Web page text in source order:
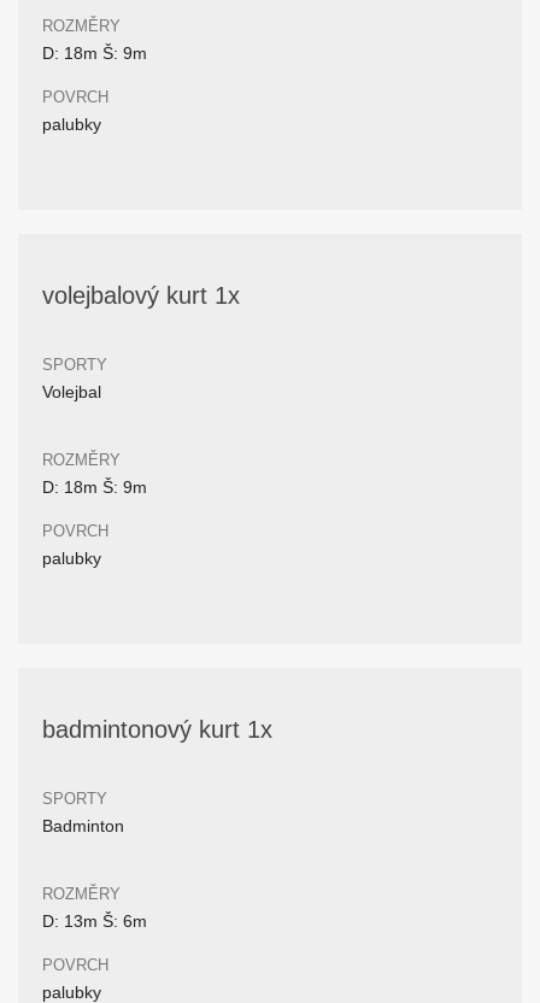
ROZMĚRY
D: 18m Š: 9m
POVRCH
palubky
volejbalový kurt 1x
SPORTY
Volejbal
ROZMĚRY
D: 18m Š: 9m
POVRCH
palubky
badmintonový kurt 1x
SPORTY
Badminton
ROZMĚRY
D: 13m Š: 6m
POVRCH
palubky